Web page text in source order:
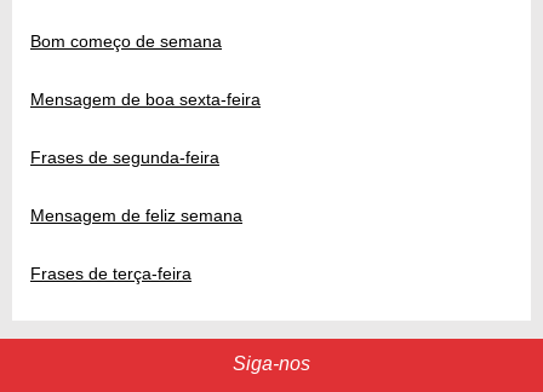
Bom começo de semana
Mensagem de boa sexta-feira
Frases de segunda-feira
Mensagem de feliz semana
Frases de terça-feira
Siga-nos